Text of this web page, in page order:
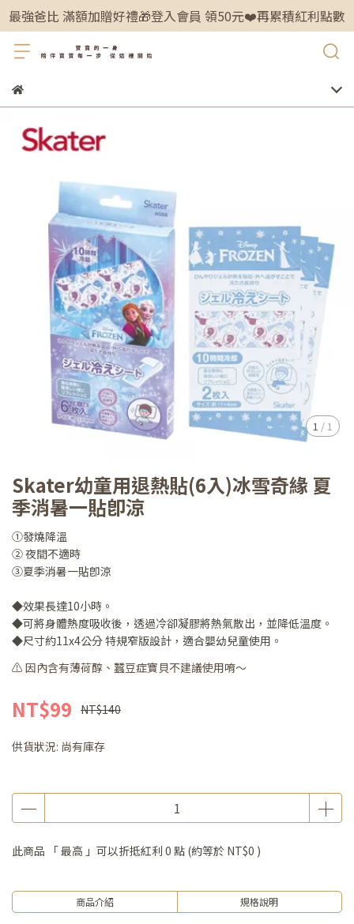
最強爸比 滿額加贈好禮🎁登入會員 領50元❤️再累積紅利點數
1 / 1
Skater幼童用退熱貼(6入)冰雪奇緣 夏
季消暑一貼卽涼
①發燒降溫
② 夜間不適時
③夏季消暑一貼卽涼
◆效果長達10小時。
◆可將身體熱度吸收後，透過冷卻凝膠將熱氣散出，並降低溫度。
◆尺寸約11x4公分 特規窄版設計，適合嬰幼兒童使用。
⚠️ 因內含有薄荷醇、蠶豆症寶貝不建議使用唷～
NT$99 NT$140
供貨狀況: 尚有庫存
此商品 「 最高 」可以折抵紅利 0 點 (約等於 NT$0 )
商品介紹 規格說明